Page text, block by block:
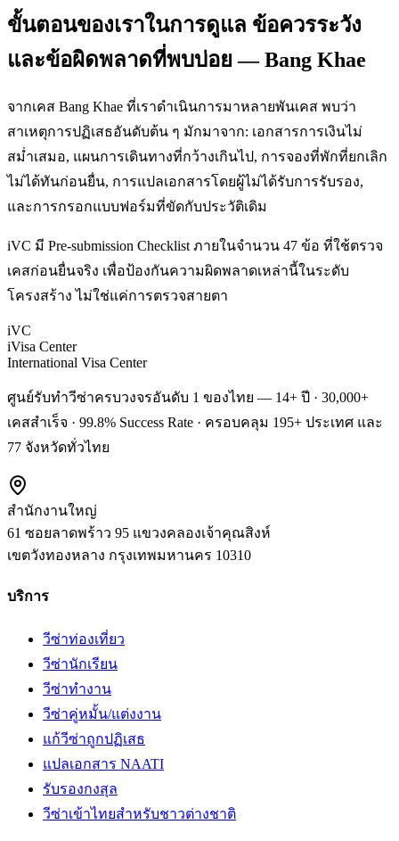
ขั้นตอนของเราในการดูแล ข้อควรระวัง
และข้อผิดพลาดที่พบบ่อย — Bang Khae
จากเคส Bang Khae ที่เราดำเนินการมาหลายพันเคส พบว่า
สาเหตุการปฏิเสธอันดับต้น ๆ มักมาจาก: เอกสารการเงินไม่
สม่ำเสมอ, แผนการเดินทางที่กว้างเกินไป, การจองที่พักที่ยกเลิก
ไม่ได้ทันก่อนยื่น, การแปลเอกสารโดยผู้ไม่ได้รับการรับรอง,
และการกรอกแบบฟอร์มที่ขัดกับประวัติเดิม
iVC มี Pre-submission Checklist ภายในจำนวน 47 ข้อ ที่ใช้ตรวจ
เคสก่อนยื่นจริง เพื่อป้องกันความผิดพลาดเหล่านี้ในระดับ
โครงสร้าง ไม่ใช่แค่การตรวจสายตา
iVC
iVisa Center
International Visa Center
ศูนย์รับทำวีซ่าครบวงจรอันดับ 1 ของไทย — 14+ ปี · 30,000+
เคสสำเร็จ · 99.8% Success Rate · ครอบคลุม 195+ ประเทศ และ
77 จังหวัดทั่วไทย
สำนักงานใหญ่
61 ซอยลาดพร้าว 95 แขวงคลองเจ้าคุณสิงห์
เขตวังทองหลาง กรุงเทพมหานคร 10310
บริการ
วีซ่าท่องเที่ยว
วีซ่านักเรียน
วีซ่าทำงาน
วีซ่าคู่หมั้น/แต่งงาน
แก้วีซ่าถูกปฏิเสธ
แปลเอกสาร NAATI
รับรองกงสุล
วีซ่าเข้าไทยสำหรับชาวต่างชาติ